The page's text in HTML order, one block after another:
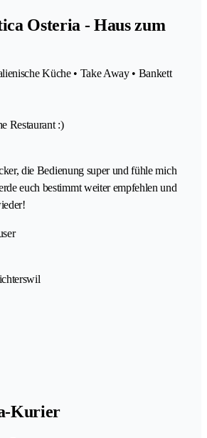
Osteria - Haus zum
Küche • Take Away • Bankett
Restaurant :)
die Bedienung super und fühle mich
euch bestimmt weiter empfehlen und
Kurier